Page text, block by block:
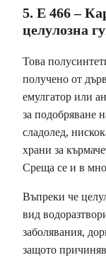
5. E 466 –
целулозна
Това
получено от
емулгатор или
за подобряване
сладолед,
храни за
Среща се и в
Въпреки че
вид
заболявания,
защото